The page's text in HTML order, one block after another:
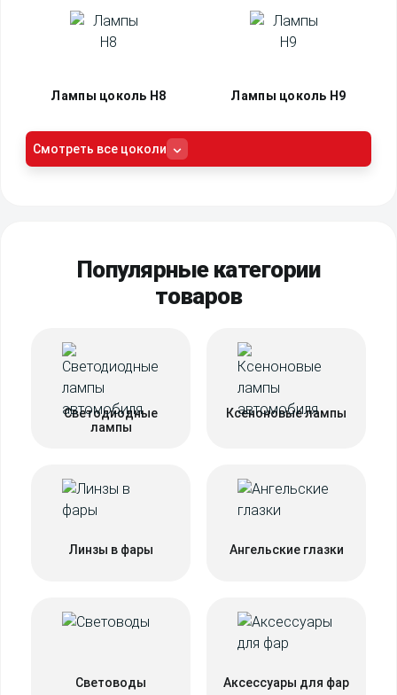
Лампы цоколь H8 Лампы цоколь H9
Смотреть все цоколи
Популярные категории
товаров
Светодиодные
лампы
Ксеноновые лампы
Линзы в фары Ангельские глазки
Световоды Аксессуары для фар